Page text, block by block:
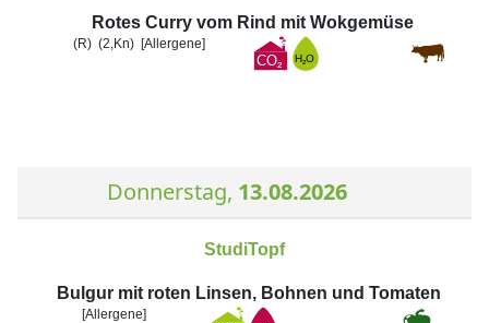
Rotes Curry vom Rind mit Wokgemüse
(R) (2,Kn) [Allergene]
Donnerstag, 13.08.2026
StudiTopf
Bulgur mit roten Linsen, Bohnen und Tomaten
[Allergene]